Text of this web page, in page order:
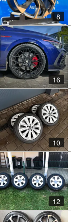
8
16
10
12